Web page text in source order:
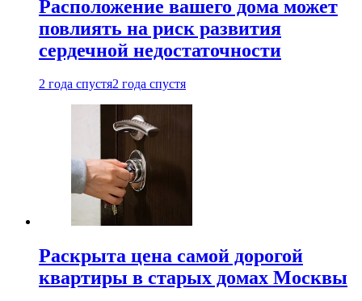
Расположение вашего дома может
повлиять на риск развития
сердечной недостаточности
2 года спустя2 года спустя
Раскрыта цена самой дорогой
квартиры в старых домах Москвы